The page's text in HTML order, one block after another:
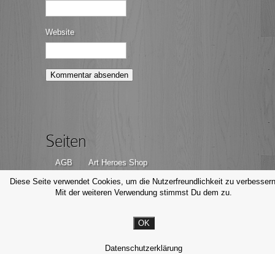
Website
Seiten
AGB
Art Heroes Shop
Datenschutzerklärung
Disclaimer
Impressum
Kontakt
Diese Seite verwendet Cookies, um die Nutzerfreundlichkeit zu
Mit der weiteren Verwendung stimmst Du dem zu.
OK
Datenschutzerklärung